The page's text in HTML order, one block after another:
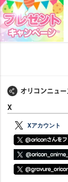
X
Xアカウント